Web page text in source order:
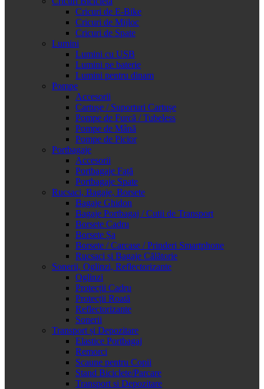
Cricuri de E-Bike
Cricuri de Mijloc
Cricuri de Spate
Lumini
Lumini cu USB
Lumini pe baterie
Lumini pentru dinam
Pompe
Accesorii
Cartușe / Suporturi Cartușe
Pompe de Furcă / Tubeless
Pompe de Mână
Pompe de Picior
Portbagaje
Accesorii
Portbagaje Față
Portbagaje Spate
Rucsaci, Bagaje, Borsete
Bagaje Ghidon
Bagaje Portbagaj / Cutii de Transport
Borsete Cadru
Borsete Șa
Borsete / Carcase / Prinderi Smartphone
Rucsaci și Bagaje Călătorie
Sonerii, Oglinzi, Reflectorizante
Oglinzi
Protecții Cadru
Protecții Roată
Reflectorizante
Sonerii
Transport și Depozitare
Elastice Portbagaj
Remorci
Scaune pentru Copii
Stand Biciclete/Parcare
Transport si Depozitare